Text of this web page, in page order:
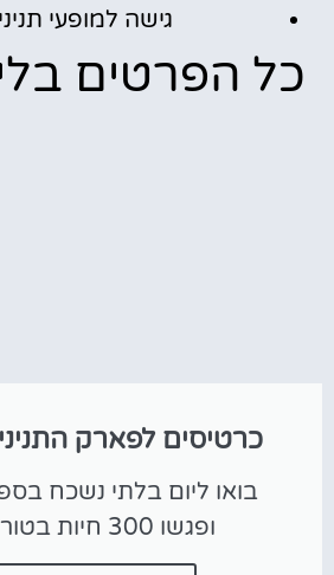
גישה למופעי
כל הפרטים
כרטיסים לפארק
בואו ליום בלתי נשכח
ופגשו 300 חיות בטורמולינוס!